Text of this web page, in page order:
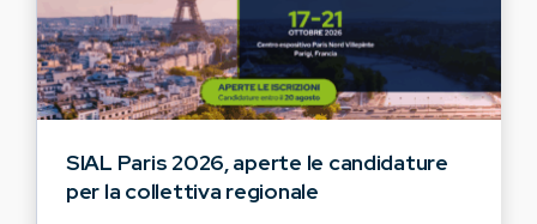
SIAL Paris 2026, aperte le candidature
per la collettiva regionale